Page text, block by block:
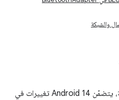
كما هو الحال في الإصدارات السابقة، يتضمّن Android 14 تغييرات في